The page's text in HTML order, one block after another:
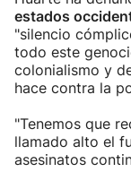
estados
"silencio
todo este
colonialismo y
hace contra la
"Tenemos que
llamado alto el
asesinatos